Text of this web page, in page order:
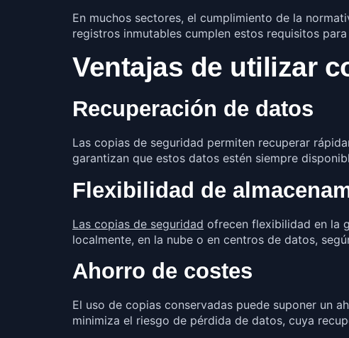
En muchos sectores, el cumplimiento de la
registros inmutables cumplen estos requisitos
Ventajas de utilizar
Recuperación de datos
Las copias de seguridad permiten recuperar
garantizan que estos datos estén siempre
Flexibilidad de
Las copias de seguridad ofrecen flexibilidad en la
localmente, en la nube o en centros de datos,
Ahorro de costes
El uso de copias conservadas puede suponer un
minimiza el riesgo de pérdida de datos, cuya